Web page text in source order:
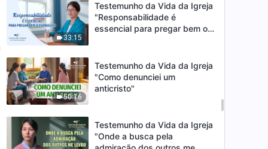
33:15
Testemunho da Vida da Igreja
"Responsabilidade é
essencial para pregar bem o
50:16
Testemunho da Vida da Igreja
"Como denunciei um
anticristo"
Testemunho da Vida da Igreja
"Onde a busca pela